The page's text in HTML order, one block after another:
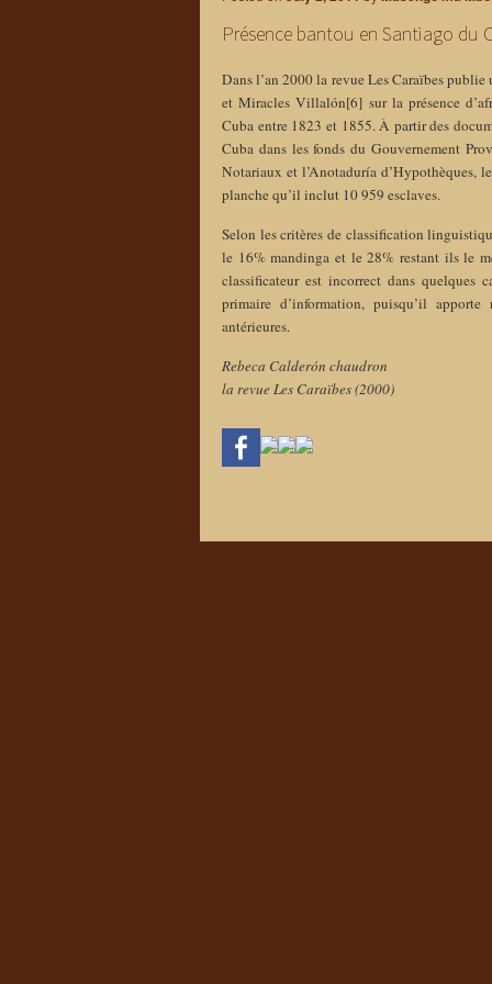
Présence bantou en Santiago du
Dans l’an 2000 la revue Les Caraïbes
et Miracles Villalón[6] sur la présence
Cuba entre 1823 et 1855. À partir des
Cuba dans les fonds du Gouvernement
Notariaux et l’Anotaduría d’Hypothèques,
planche qu’il inclut 10 959 esclaves.
Selon les critères de classification
le 16% mandinga et le 28% restant ils le
classificateur est incorrect dans quelques
primaire d’information, puisqu’il
antérieures.
Rebeca Calderón chaudron
la revue Les Caraïbes (2000)